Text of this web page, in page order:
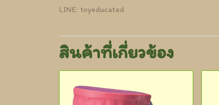
LINE: toyeducated
สินค้าที่เกี่ยวข้อง